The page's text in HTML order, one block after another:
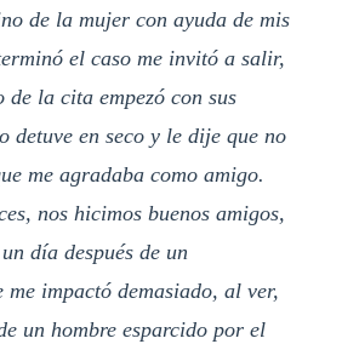
de la mujer con ayuda de mis
el caso me invitó a salir,
de la cita empezó con sus
detuve en seco y le dije que no
me agradaba como amigo.
nos hicimos buenos amigos,
día después de un
me impactó demasiado, al ver,
un hombre esparcido por el